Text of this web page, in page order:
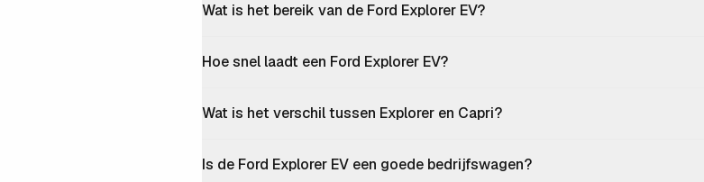
Wat is het bereik van de Ford Explorer EV?
Hoe snel laadt een Ford Explorer EV?
Wat is het verschil tussen Explorer en Capri?
Is de Ford Explorer EV een goede bedrijfswagen?